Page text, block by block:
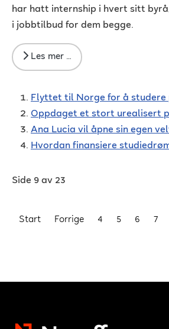
har hatt internship i hvert sitt
i jobbtilbud for dem begge.
Les mer …
Flyttet til Norge for å studere
Oppdaget et stort urealisert
Ana Lucia vil åpne sin egen
Hvordan finansiere
Side 9 av 23
Start Forrige 4 5 6 7